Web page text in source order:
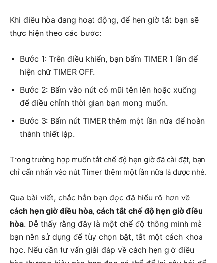
Khi điều hòa đang hoạt động, để hẹn giờ tắt bạn sẽ
thực hiện theo các bước:
Bước 1: Trên điều khiển, bạn bấm TIMER 1 lần để
hiện chữ TIMER OFF.
Bước 2: Bấm vào nút có mũi tên lên hoặc xuống
để điều chỉnh thời gian bạn mong muốn.
Bước 3: Bấm nút TIMER thêm một lần nữa để hoàn
thành thiết lập.
Trong trường hợp muốn tắt chế độ hẹn giờ đã cài đặt, bạn
chỉ cấn nhấn vào nút Timer thêm một lần nữa là được nhé.
Qua bài viết, chắc hẳn bạn đọc đã hiểu rõ hơn về
cách hẹn giờ điều hòa, cách tắt chế độ hẹn giờ điều
hòa. Dễ thấy rằng đây là một chế độ thông minh mà
bạn nên sử dụng để tùy chọn bật, tắt một cách khoa
học. Nếu cần tư vấn giải đáp về cách hẹn giờ điều